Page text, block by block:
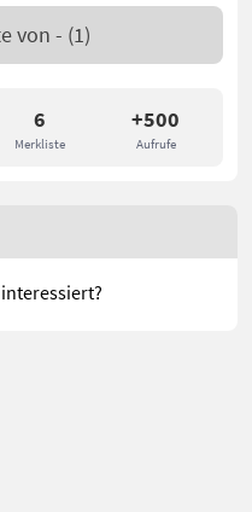
6
Merkliste
+500
Aufrufe
von - (1)